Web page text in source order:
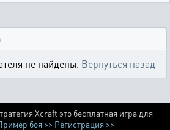
не найдены. Вернуться назад
Xcraft это бесплатная игра для
боя >> Регистрация >>